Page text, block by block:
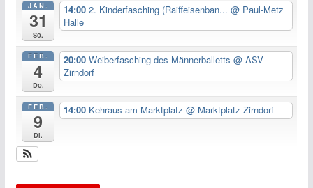
JAN.
31
So.
14:002. Kinderfasching (Raiffeisenban...@ Paul-Metz
Halle
FEB.
4
Do.
20:00Weiberfasching des Männerballetts@ ASV
Zirndorf
FEB.
9
Di.
14:00 Kehraus am Marktplatz@ Marktplatz Zirndorf